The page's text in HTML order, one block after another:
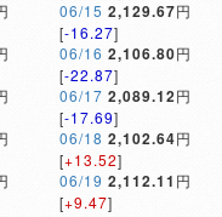
06/15 2,129.67円
[-16.27]
06/16 2,106.80円
[-22.87]
06/17 2,089.12円
[-17.69]
06/18 2,102.64円
[+13.52]
06/19 2,112.11 円
[+9.47]